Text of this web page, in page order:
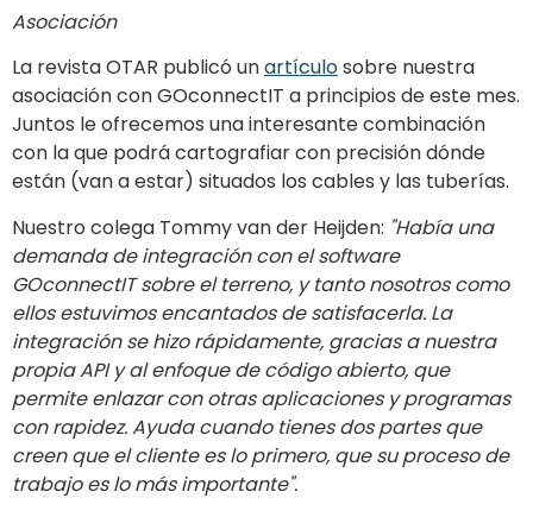
Asociación
La revista OTAR publicó unartículosobre nuestra
asociación con GOconnectIT a principios de este mes.
Juntos le ofrecemos una interesante combinación
con la que podrá cartografiar con precisión dónde
están (van a estar) situados los cables y las tuberías.
Nuestro colega Tommy van der Heijden: "Había una
demanda de integración con el software
GOconnectIT sobre el terreno, y tanto nosotros como
ellos estuvimos encantados de satisfacerla. La
integración se hizo rápidamente, gracias a nuestra
propia API y al enfoque de código abierto, que
permite enlazar con otras aplicaciones y programas
con rapidez. Ayuda cuando tienes dos partes que
creen que el cliente es lo primero, que su proceso de
trabajo es lo más importante".